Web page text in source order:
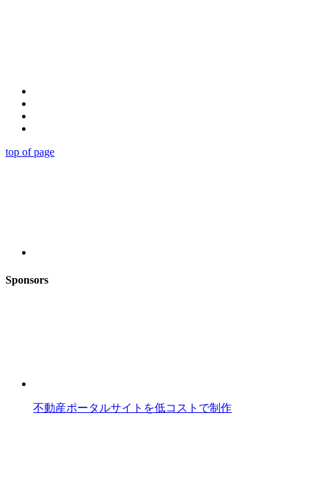
top of page
Sponsors
不動産ポータルサイトを低コストで制作